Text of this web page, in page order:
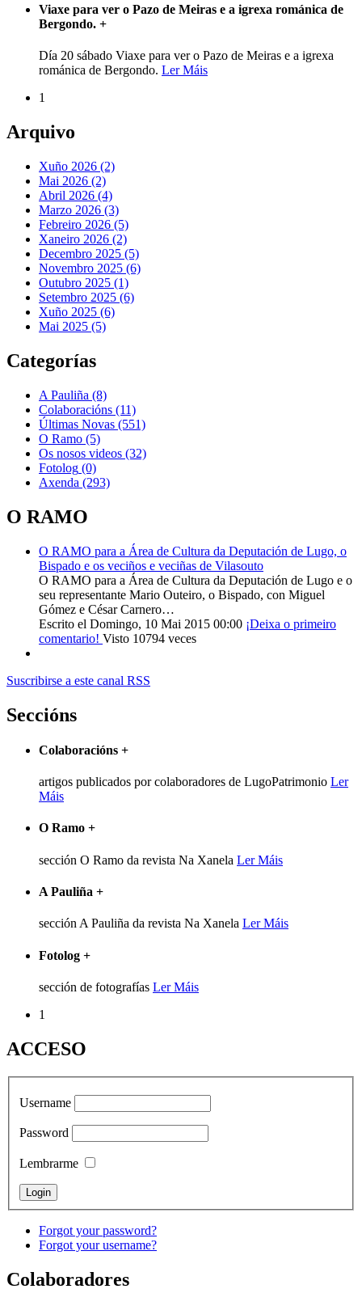
Viaxe para ver o Pazo de Meiras e a igrexa románica de
Bergondo. +
Día 20 sábado Viaxe para ver o Pazo de Meiras e a igrexa
románica de Bergondo. Ler Máis
1
Arquivo
Xuño 2026 (2)
Mai 2026 (2)
Abril 2026 (4)
Marzo 2026 (3)
Febreiro 2026 (5)
Xaneiro 2026 (2)
Decembro 2025 (5)
Novembro 2025 (6)
Outubro 2025 (1)
Setembro 2025 (6)
Xuño 2025 (6)
Mai 2025 (5)
Categorías
A Pauliña (8)
Colaboracións (11)
Últimas Novas (551)
O Ramo (5)
Os nosos videos (32)
Fotolog (0)
Axenda (293)
O RAMO
O RAMO para a Área de Cultura da Deputación de Lugo, o
Bispado e os veciños e veciñas de Vilasouto
O RAMO para a Área de Cultura da Deputación de Lugo e o
seu representante Mario Outeiro, o Bispado, con Miguel
Gómez e César Carnero…
Escrito el Domingo, 10 Mai 2015 00:00 ¡Deixa o primeiro
comentario! Visto 10794 veces
Suscribirse a este canal RSS
Seccións
Colaboracións +
artigos publicados por colaboradores de LugoPatrimonio Ler
Máis
O Ramo +
sección O Ramo da revista Na Xanela Ler Máis
A Pauliña +
sección A Pauliña da revista Na Xanela Ler Máis
Fotolog +
sección de fotografías Ler Máis
1
ACCESO
Username
Password
Lembrarme
Forgot your password?
Forgot your username?
Colaboradores